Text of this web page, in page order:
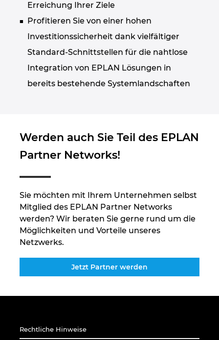
Erreichung Ihrer Ziele
Profitieren Sie von einer hohen
Investitionssicherheit dank vielfältiger
Standard-Schnittstellen für die nahtlose
Integration von EPLAN Lösungen in
bereits bestehende Systemlandschaften
Werden auch Sie Teil des EPLAN
Partner Networks!
Sie möchten mit Ihrem Unternehmen selbst
Mitglied des EPLAN Partner Networks
werden? Wir beraten Sie gerne rund um die
Möglichkeiten und Vorteile unseres
Netzwerks.
Jetzt Partner werden
Rechtliche Hinweise
Mexiko
Neuseeland
Niederlande
Peru
Polen
Portugal
Rumänien